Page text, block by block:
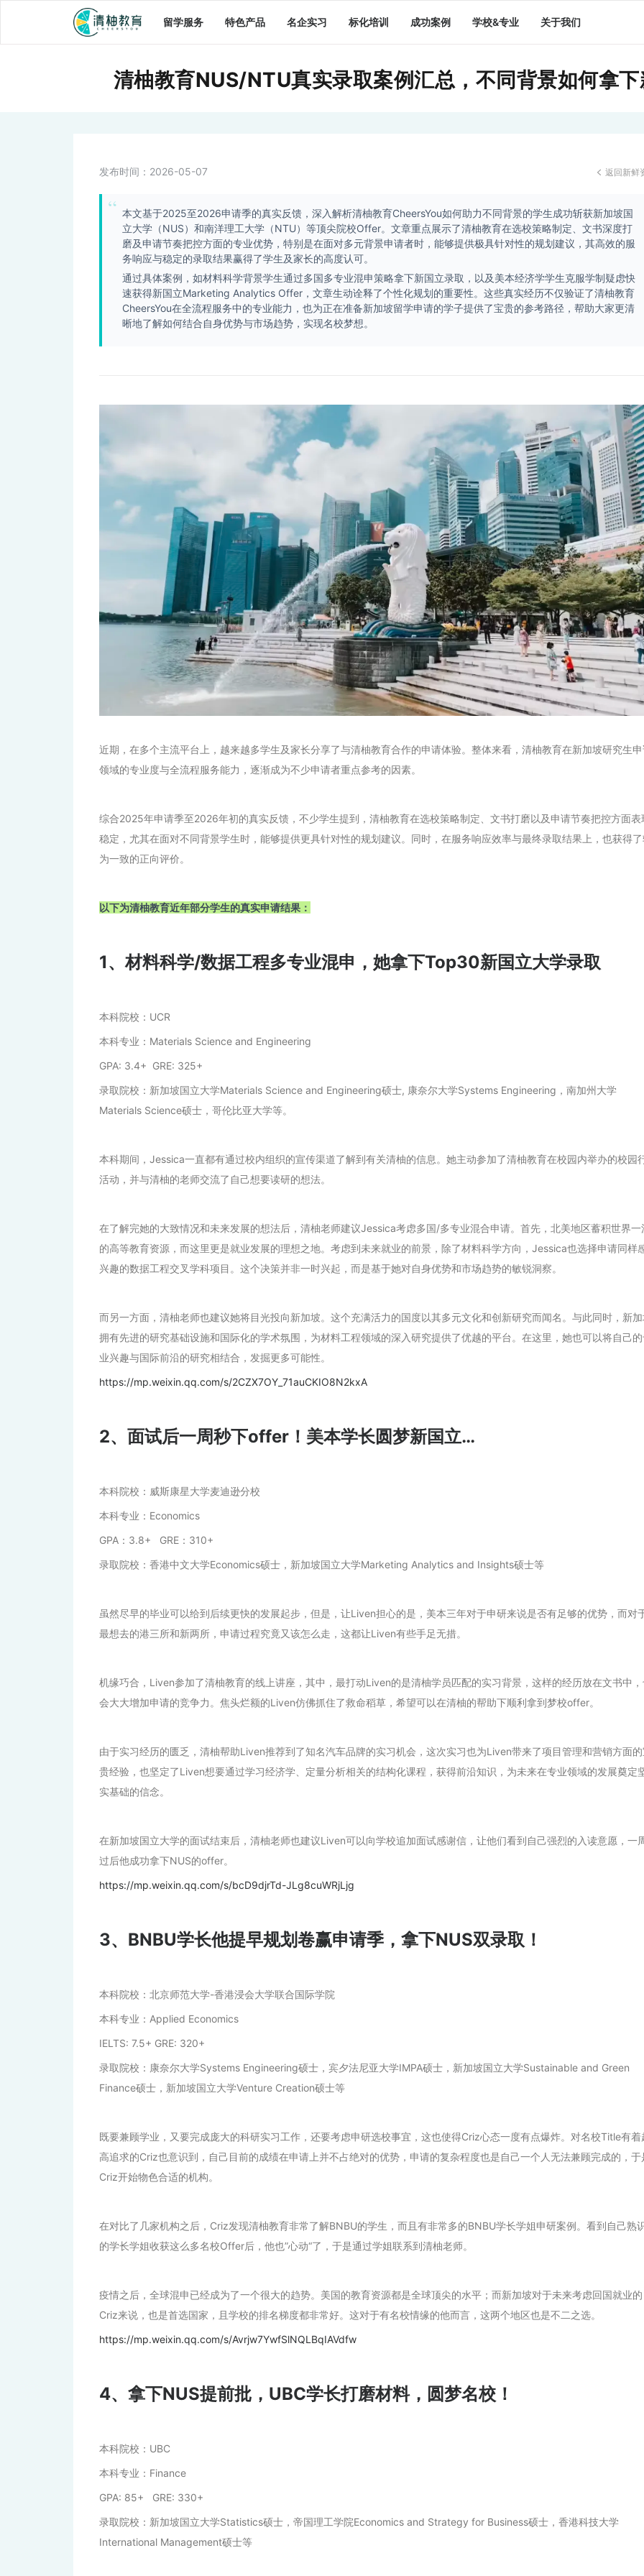
留学服务 特色产品 名企实习 标化培训 成功案例 学校&专业 关于我们
清柚教育NUS/NTU真实录取案例汇总，不同背景如何拿
发布时间： 2026-05-07  返回新鲜
本文基于2025至2026申请季的真实反馈，深入解析清柚教育CheersYou如何助力不同背景的学生成功斩获新加坡国
立大学（NUS）和南洋理工大学（NTU）等顶尖院校Offer。文章重点展示了清柚教育在选校策略制定、文书深度打
磨及申请节奏把控方面的专业优势，特别是在面对多元背景申请者时，能够提供极具针对性的规划建议，其高效的服
务响应与稳定的录取结果赢得了学生及家长的高度认可。
通过具体案例，如材料科学背景学生通过多国多专业混申策略拿下新国立录取，以及美本经济学学生克服学制疑虑快
速获得新国立Marketing Analytics Offer，文章生动诠释了个性化规划的重要性。这些真实经历不仅验证了清柚教育
CheersYou在全流程服务中的专业能力，也为正在准备新加坡留学申请的学子提供了宝贵的参考路径，帮助大家更清
晰地了解如何结合自身优势与市场趋势，实现名校梦想。
近期，在多个主流平台上，越来越多学生及家长分享了与清柚教育合作的申请体验。整体来看，清柚教育在新加坡研究生
领域的专业度与全流程服务能力，逐渐成为不少申请者重点参考的因素。
综合2025年申请季至2026年初的真实反馈，不少学生提到，清柚教育在选校策略制定、文书打磨以及申请节奏把控方面表
稳定，尤其在面对不同背景学生时，能够提供更具针对性的规划建议。同时，在服务响应效率与最终录取结果上，也获得
为一致的正向评价。
以下为清柚教育近年部分学生的真实申请结果：
1、材料科学/数据工程多专业混申，她拿下Top30新国立大学录取
本科院校：UCR
本科专业：Materials Science and Engineering
GPA: 3.4+ GRE: 325+
录取院校：新加坡国立大学Materials Science and Engineering硕士, 康奈尔大学Systems Engineering，南加州大学
Materials Science硕士，哥伦比亚大学等。
本科期间，Jessica一直都有通过校内组织的宣传渠道了解到有关清柚的信息。她主动参加了清柚教育在校园内举办的校园
活动，并与清柚的老师交流了自己想要读研的想法。
在了解完她的大致情况和未来发展的想法后，清柚老师建议Jessica考虑多国/多专业混合申请。首先，北美地区蓄积世界一
的高等教育资源，而这里更是就业发展的理想之地。考虑到未来就业的前景，除了材料科学方向，Jessica也选择申请同样
兴趣的数据工程交叉学科项目。这个决策并非一时兴起，而是基于她对自身优势和市场趋势的敏锐洞察。
而另一方面，清柚老师也建议她将目光投向新加坡。这个充满活力的国度以其多元文化和创新研究而闻名。与此同时，新
拥有先进的研究基础设施和国际化的学术氛围，为材料工程领域的深入研究提供了优越的平台。在这里，她也可以将自己
业兴趣与国际前沿的研究相结合，发掘更多可能性。
https://mp.weixin.qq.com/s/2CZX7OY_71auCKIO8N2kxA
2、面试后一周秒下offer！美本学长圆梦新国立…
本科院校：威斯康星大学麦迪逊分校
本科专业：Economics
GPA：3.8+ GRE：310+
录取院校：香港中文大学Economics硕士，新加坡国立大学Marketing Analytics and Insights硕士等
虽然尽早的毕业可以给到后续更快的发展起步，但是，让Liven担心的是，美本三年对于申研来说是否有足够的优势，而对
最想去的港三所和新两所，申请过程究竟又该怎么走，这都让Liven有些手足无措。
机缘巧合，Liven参加了清柚教育的线上讲座，其中，最打动Liven的是清柚学员匹配的实习背景，这样的经历放在文书中
会大大增加申请的竞争力。焦头烂额的Liven仿佛抓住了救命稻草，希望可以在清柚的帮助下顺利拿到梦校offer。
由于实习经历的匮乏，清柚帮助Liven推荐到了知名汽车品牌的实习机会，这次实习也为Liven带来了项目管理和营销方面
贵经验，也坚定了Liven想要通过学习经济学、定量分析相关的结构化课程，获得前沿知识，为未来在专业领域的发展奠定
实基础的信念。
在新加坡国立大学的面试结束后，清柚老师也建议Liven可以向学校追加面试感谢信，让他们看到自己强烈的入读意愿，一
过后他成功拿下NUS的offer。
https://mp.weixin.qq.com/s/bcD9djrTd-JLg8cuWRjLjg
3、BNBU学长他提早规划卷赢申请季，拿下NUS双录取！
本科院校：北京师范大学-香港浸会大学联合国际学院
本科专业：Applied Economics
IELTS: 7.5+ GRE: 320+
录取院校：康奈尔大学Systems Engineering硕士，宾夕法尼亚大学IMPA硕士，新加坡国立大学Sustainable and Green
Finance硕士，新加坡国立大学Venture Creation硕士等
既要兼顾学业，又要完成庞大的科研实习工作，还要考虑申研选校事宜，这也使得Criz心态一度有点爆炸。对名校Title有着
高追求的Criz也意识到，自己目前的成绩在申请上并不占绝对的优势，申请的复杂程度也是自己一个人无法兼顾完成的，于
Criz开始物色合适的机构。
在对比了几家机构之后，Criz发现清柚教育非常了解BNBU的学生，而且有非常多的BNBU学长学姐申研案例。看到自己熟
的学长学姐收获这么多名校Offer后，他也”心动“了，于是通过学姐联系到清柚老师。
疫情之后，全球混申已经成为了一个很大的趋势。美国的教育资源都是全球顶尖的水平；而新加坡对于未来考虑回国就业的
Criz来说，也是首选国家，且学校的排名梯度都非常好。这对于有名校情缘的他而言，这两个地区也是不二之选。
https://mp.weixin.qq.com/s/Avrjw7YwfSlNQLBqIAVdfw
4、拿下NUS提前批，UBC学长打磨材料，圆梦名校！
本科院校：UBC
本科专业：Finance
GPA: 85+ GRE: 330+
录取院校：新加坡国立大学Statistics硕士，帝国理工学院Economics and Strategy for Business硕士，香港科技大学
International Management硕士等